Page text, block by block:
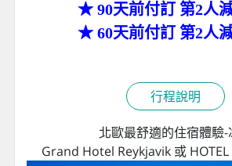
★ 90天前付訂 第2人
★ 60天前付訂 第2人
行程說明
北歐最舒適的住宿體驗-
Grand Hotel Reykjavik 或 HOTEL